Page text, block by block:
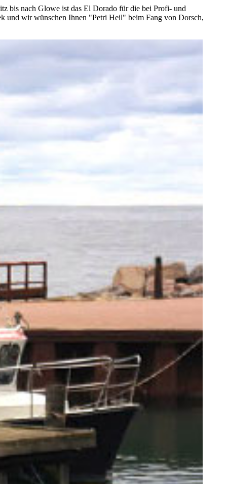
bis nach Glowe ist das El Dorado für die bei Profi- und
und wir wünschen Ihnen "Petri Heil" beim Fang von Dorsch,